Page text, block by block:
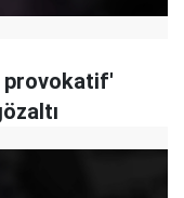
provokatif'